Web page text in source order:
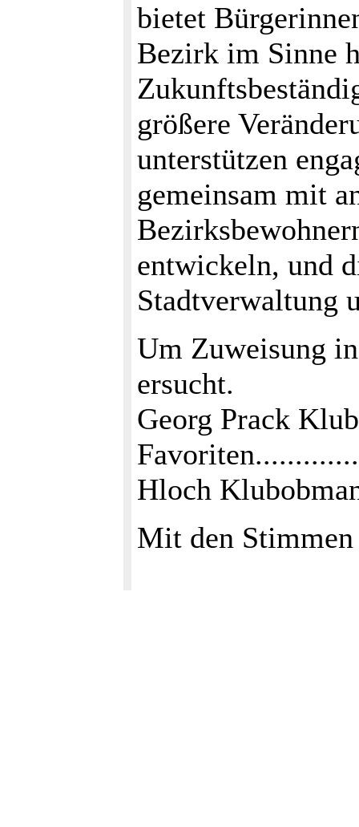
bietet
Bezirk im Sinne
größere
unterstützen
gemeinsam mit
entwickeln, und
Stadtverwaltung
Um Zuweisung
ersucht.
Georg Prack
Hloch
Mit den Stimmen